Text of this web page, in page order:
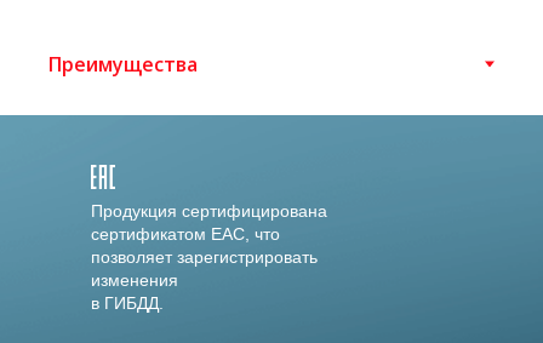
Продукция сертифицирована
сертификатом EAC, что
позволяет зарегистрировать
изменения
в ГИБДД.